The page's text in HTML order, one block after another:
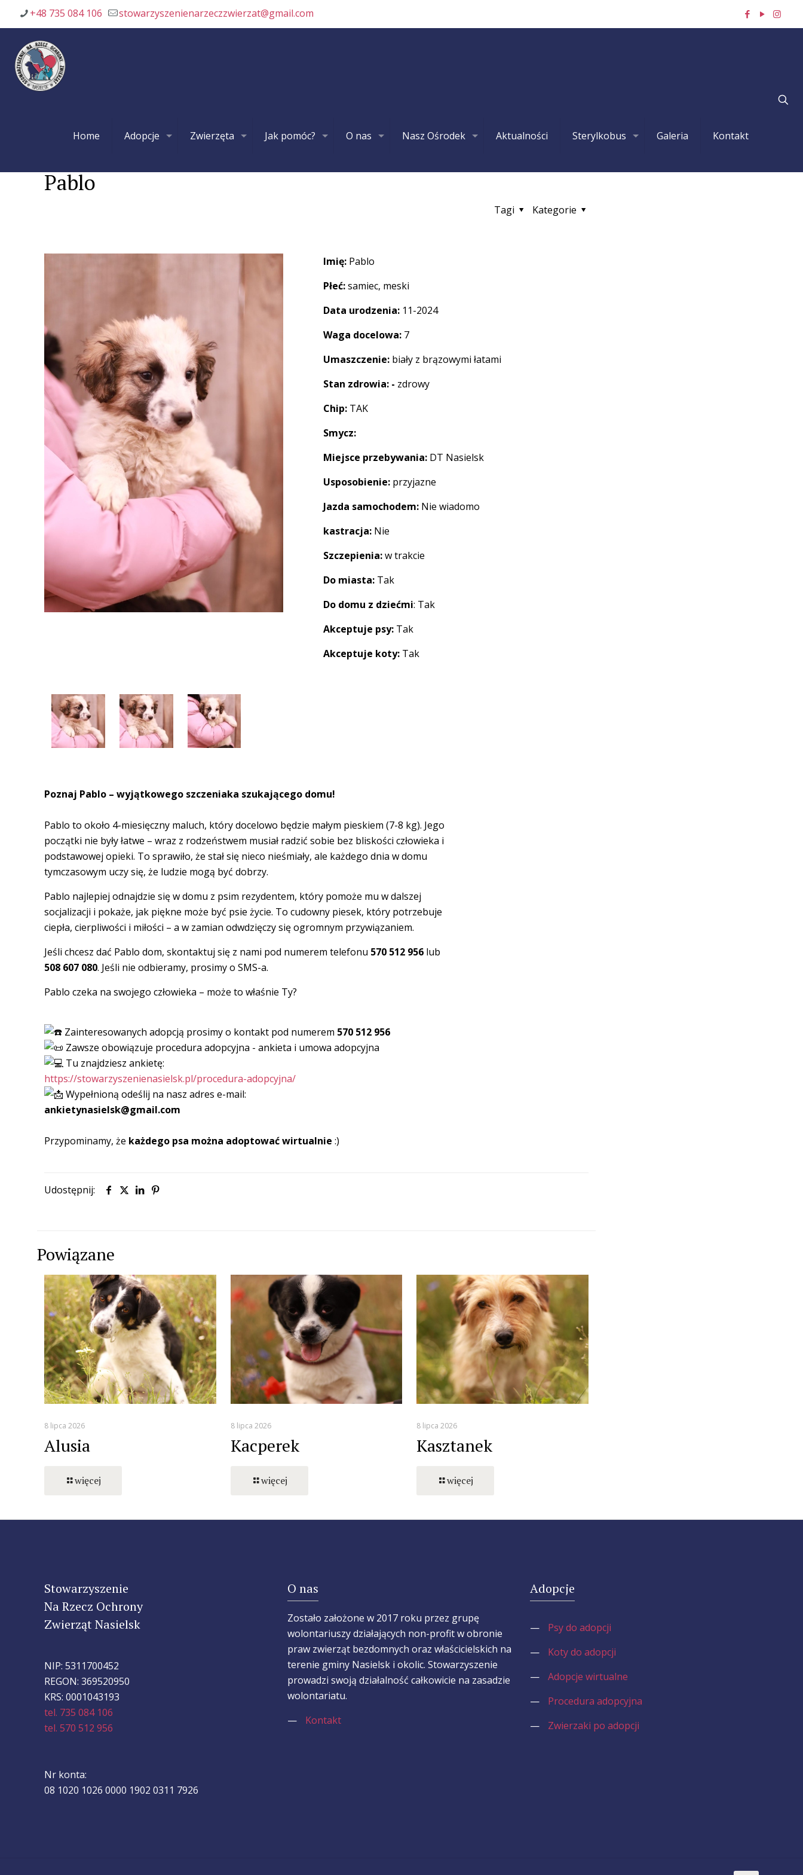
+48 735 084 106 stowarzyszenienarzeczzwierzat@gmail.com
Home Adopcje Zwierzęta Jak pomóc? O nas Nasz Ośrodek Aktualności Sterylkobus Galeria Kontakt
Pablo
Kategorie
Tagi
Imię: Pablo
Płeć:samiec, meski
Data urodzenia: 11-2024
Waga docelowa: 7
Umaszczenie: biały z brązowymi łatami
Stan zdrowia: - zdrowy
Chip: TAK
Smycz:
Miejsce przebywania: DT Nasielsk
Usposobienie: przyjazne
Jazda samochodem: Nie wiadomo
kastracja: Nie
Szczepienia:w trakcie
Do miasta: Tak
Do domu z dziećmi: Tak
Akceptuje psy: Tak
Akceptuje koty: Tak
Poznaj Pablo – wyjątkowego szczeniaka szukającego domu!
Pablo to około 4-miesięczny maluch, który docelowo będzie małym pieskiem (7-8 kg). Jego
początki nie były łatwe – wraz z rodzeństwem musiał radzić sobie bez bliskości człowieka i
podstawowej opieki. To sprawiło, że stał się nieco nieśmiały, ale każdego dnia w domu
tymczasowym uczy się, że ludzie mogą być dobrzy.
Pablo najlepiej odnajdzie się w domu z psim rezydentem, który pomoże mu w dalszej
socjalizacji i pokaże, jak piękne może być psie życie. To cudowny piesek, który potrzebuje
ciepła, cierpliwości i miłości – a w zamian odwdzięczy się ogromnym przywiązaniem.
Jeśli chcesz dać Pablo dom, skontaktuj się z nami pod numerem telefonu 570 512 956 lub
508 607 080. Jeśli nie odbieramy, prosimy o SMS-a.
Pablo czeka na swojego człowieka – może to właśnie Ty?
Zainteresowanych adopcją prosimy o kontakt pod numerem 570 512 956
Zawsze obowiązuje procedura adopcyjna - ankieta i umowa adopcyjna
Tu znajdziesz ankietę:
https://stowarzyszenienasielsk.pl/procedura-adopcyjna/
Wypełnioną odeślij na nasz adres e-mail:
ankietynasielsk@gmail.com
Przypominamy, że każdego psa można adoptować wirtualnie :)
Udostępnij:
Powiązane
8 lipca 2026
Alusia
więcej
8 lipca 2026
Kacperek
więcej
8 lipca 2026
Kasztanek
więcej
Stowarzyszenie
Na Rzecz Ochrony
Zwierząt Nasielsk
NIP: 5311700452
REGON: 369520950
KRS: 0001043193
tel. 735 084 106
tel. 570 512 956
Nr konta:
08 1020 1026 0000 1902 0311 7926
O nas
Zostało założone w 2017 roku przez grupę
wolontariuszy działających non-profit w obronie
praw zwierząt bezdomnych oraz właścicielskich na
terenie gminy Nasielsk i okolic. Stowarzyszenie
prowadzi swoją działalność całkowicie na zasadzie
wolontariatu.
—
Kontakt
Adopcje
—
Psy do adopcji
—
Koty do adopcji
—
Adopcje wirtualne
—
Procedura adopcyjna
—
Zwierzaki po adopcji